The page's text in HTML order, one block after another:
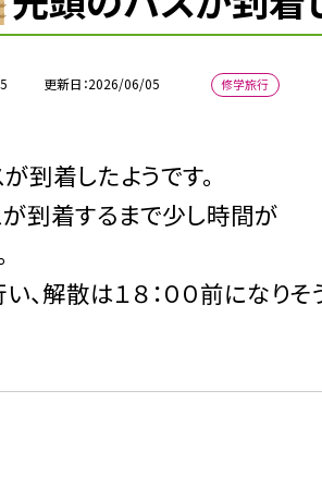
更新日 2026/06/05 修学旅行
到着したようです。
到着するまで少し時間が
、解散は１８：００前になりそ